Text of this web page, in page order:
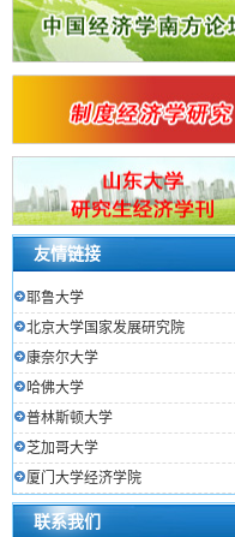
友情链接
耶鲁大学
北京大学国家发展研究院
康奈尔大学
哈佛大学
普林斯顿大学
芝加哥大学
厦门大学经济学院
联系我们